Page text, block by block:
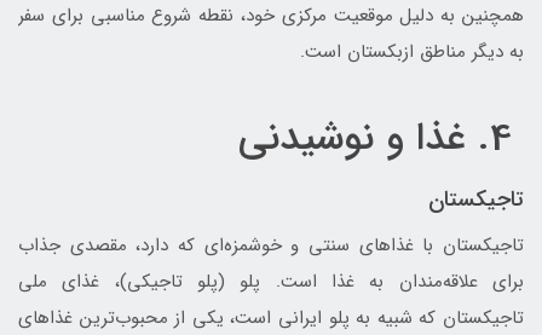
همچنین به دلیل موقعیت مرکزی خود، نقطه شروع مناسبی برای سفر
به دیگر مناطق ازبکستان است.
تاجیکستان
تاجیکستان با غذاهای سنتی و خوشمزه‌ای که دارد، مقصدی جذاب
برای علاقه‌مندان به غذا است. پلو (پلو تاجیکی)، غذای ملی
تاجیکستان که شبیه به پلو ایرانی است، یکی از محبوب‌ترین غذاهای